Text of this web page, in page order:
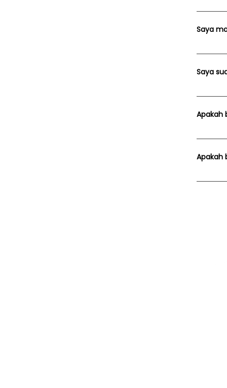
Bisa,
masih
Saya
Saya
Bisa,
tidak
Apakah
Sistem
sistem
Apakah
Tidak